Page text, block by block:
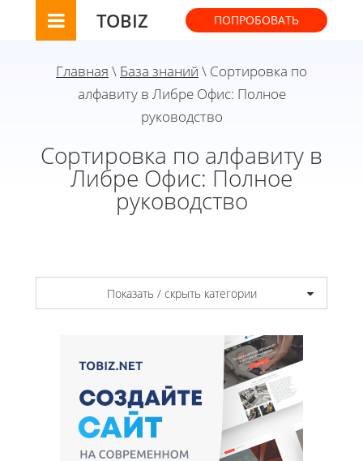
TOBIZ ПОПРОБОВАТЬ
Главная \ База знаний \ Сортировка по
алфавиту в Либре Офис: Полное
руководство
Сортировка по алфавиту в
Либре Офис: Полное
руководство
Показать / скрыть категории